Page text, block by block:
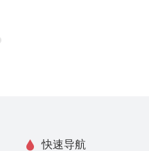
快速导航